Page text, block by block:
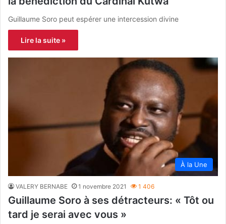
Guillaume Soro peut espérer une intercession divine
Lire la suite »
À la Une
VALERY BERNABE 1 novembre 2021 1 406
Guillaume Soro à ses détracteurs: « Tôt ou
tard je serai avec vous »